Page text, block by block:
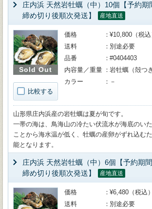
庄内浜 天然岩牡蠣（中）10個【予約期
締め切り後順次発送】
産地直送
Sold Out
比較する
価格
¥10,800（税込
送料
別途必要
品番
#0404403
内容量／重量
岩牡蠣（殻つ
カラー
－
山形県庄内浜産の岩牡蠣は夏が旬です。
一帯の海は、鳥海山の冷たい伏流水が海底のい
ことから海水温が低く、牡蠣の産卵がずれ込む
能となります。
庄内浜 天然岩牡蠣（中）6個【予約期
締め切り後順次発送】
産地直送
価格
¥6,480（税込）
送料
別途必要